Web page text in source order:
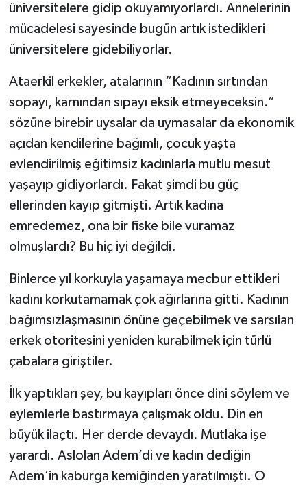
üniversitelere gidip okuyamıyorlardı. Annelerinin
mücadelesi sayesinde bugün artık istedikleri
üniversitelere gidebiliyorlar.
Ataerkil erkekler, atalarının “Kadının sırtından
sopayı, karnından sıpayı eksik etmeyeceksin.”
sözüne birebir uysalar da uymasalar da ekonomik
açıdan kendilerine bağımlı, çocuk yaşta
evlendirilmiş eğitimsiz kadınlarla mutlu mesut
yaşayıp gidiyorlardı. Fakat şimdi bu güç
ellerinden kayıp gitmişti. Artık kadına
emredemez, ona bir fiske bile vuramaz
olmuşlardı? Bu hiç iyi değildi.
Binlerce yıl korkuyla yaşamaya mecbur ettikleri
kadını korkutamamak çok ağırlarına gitti. Kadının
bağımsızlaşmasının önüne geçebilmek ve sarsılan
erkek otoritesini yeniden kurabilmek için türlü
çabalara giriştiler.
İlk yaptıkları şey, bu kayıpları önce dini söylem ve
eylemlerle bastırmaya çalışmak oldu. Din en
büyük ilaçtı. Her derde devaydı. Mutlaka işe
yarardı. Aslolan Adem’di ve kadın dediğin
Adem’in kaburga kemiğinden yaratılmıştı. O